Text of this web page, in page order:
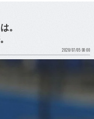
。
2020/07/05 08:00